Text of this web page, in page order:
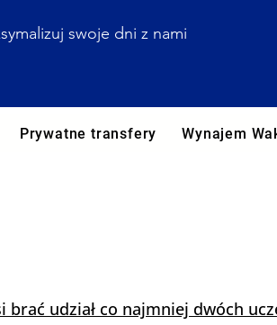
swoje dni z nami
Prywatne transfery Wynajem
brać udział co najmniej dwóch